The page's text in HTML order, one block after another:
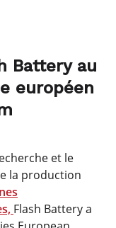
Battery au
européen
et le
la production
Flash Battery a